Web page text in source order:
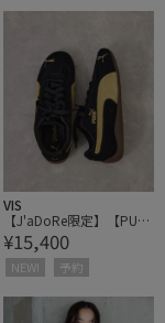
VIS
【J'aDoRe限定】【PUM
A】SPEEDOCAT OG
¥15,400
NEW! 予約